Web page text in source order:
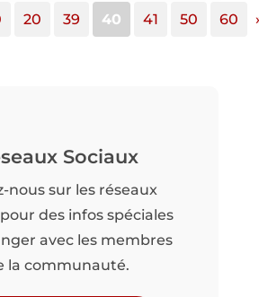
20 39 40 41 50 60
Sociaux
nous sur les réseaux
des infos spéciales
avec les membres
la communauté.